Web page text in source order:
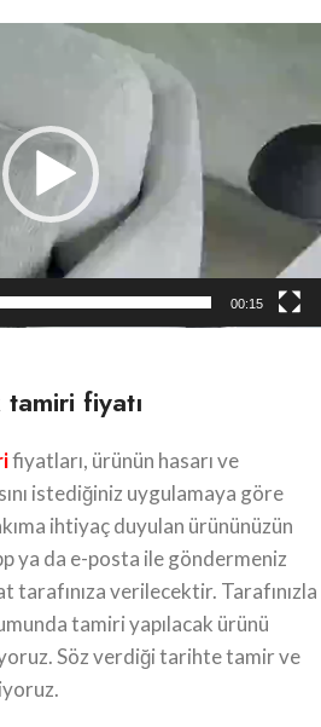
00:15
fiyatı
fiyatları, ürünün hasarı ve
istediğiniz uygulamaya göre
ihtiyaç duyulan ürününüzün
ya da e-posta ile göndermeniz
tarafınıza verilecektir. Tarafınızla
tamiri yapılacak ürünü
Söz verdiği tarihte tamir ve